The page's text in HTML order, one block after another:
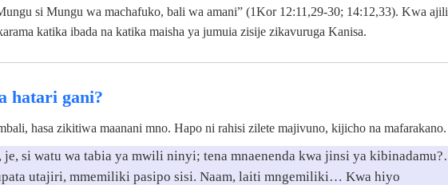
si Mungu wa machafuko, bali wa amani” (1Kor 12:11,29-30; 14:12,33). Kwa ajili
katika ibada na katika maisha ya jumuia zisije zikavuruga Kanisa.
hatari gani?
hasa zikitiwa maanani mno. Hapo ni rahisi zilete majivuno, kijicho na mafarakano.
si watu wa tabia ya mwili ninyi; tena mnaenenda kwa jinsi ya
utajiri, mmemiliki pasipo sisi. Naam, laiti mngemiliki… Kwa hiyo